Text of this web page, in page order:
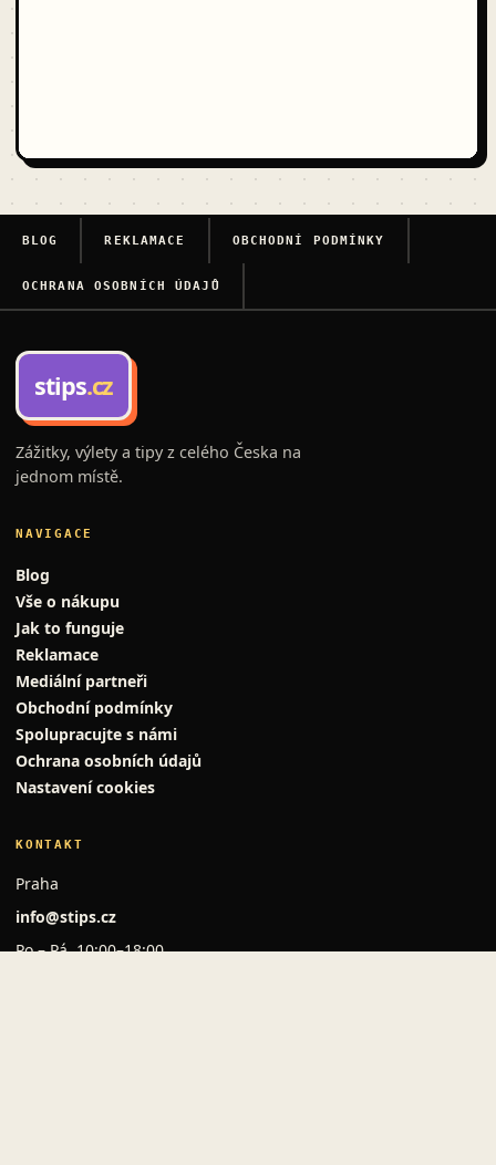
BLOG REKLAMACE OBCHODNÍ PODMÍNKY
OCHRANA OSOBNÍCH ÚDAJŮ
stips.cz
Zážitky, výlety a tipy z celého Česka na
jednom místě.
NAVIGACE
Blog
Vše o nákupu
Jak to funguje
Reklamace
Mediální partneři
Obchodní podmínky
Spolupracujte s námi
Ochrana osobních údajů
Nastavení cookies
KONTAKT
Praha
info@stips.cz
Po – Pá, 10:00–18:00